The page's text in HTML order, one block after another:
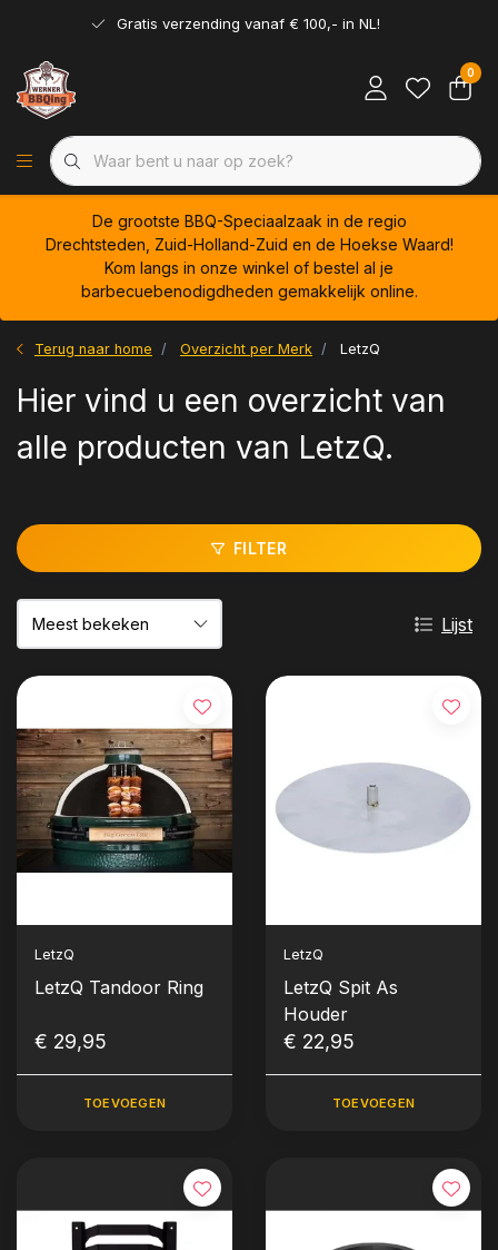
Gratis verzending vanaf € 100,- in NL!
0
De grootste BBQ-Speciaalzaak in de regio
Drechtsteden, Zuid-Holland-Zuid en de Hoekse Waard!
Kom langs in onze winkel of bestel al je
barbecuebenodigdheden gemakkelijk online.
Terug naar home Overzicht per Merk LetzQ
Hier vind u een overzicht van
alle producten van LetzQ.
FILTER
Lijst
LetzQ
LetzQ Tandoor Ring
€ 29,95
TOEVOEGEN
LetzQ
LetzQ Spit As
Houder
€ 22,95
TOEVOEGEN